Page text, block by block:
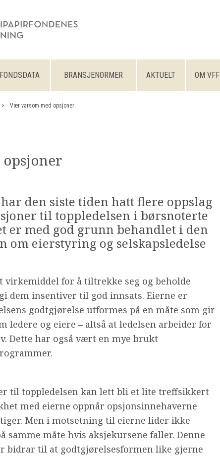
FONDSDATA BRANSJENORMER AKTUELT OM VFF
Vær varsom med opsjoner
den siste tiden hatt flere oppslag
til toppledelsen i børsnoterte
er med god grunn behandlet i den
om eierstyring og selskapsledelse
virkemiddel for å tiltrekke seg og beholde
dem insentiver til god innsats. Eierne er
godtgjørelse utformes på en måte som gir
ledere og eiere – altså at ledelsen arbeider for
Dette har også vært en mye brukt
til toppledelsen kan lett bli et lite treffsikkert
med eierne oppnår opsjonsinnehaverne
Men i motsetning til eierne lider ikke
samme måte hvis aksjekursene faller. Denne
bidrar til at godtgjørelsesformen like gjerne